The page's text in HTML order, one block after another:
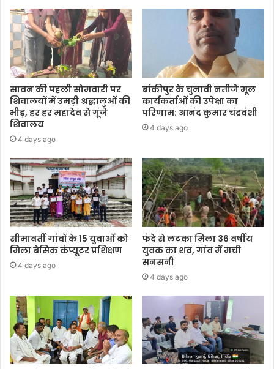
सावन की पहली सोमवारी पर
शिवालयों में उमड़ी श्रद्धालुओं की
भीड़, हर हर महादेव से गूंजे
शिवालय
4 days ago
बांकीपुर के चुनावी नतीजे मूल
कार्यकर्ताओं की उपेक्षा का
परिणाम: आनंद कुमार चंद्रवंशी
4 days ago
सीमावर्ती गांवों के 15 युवाओं को
मिला बेसिक कंप्यूटर प्रशिक्षण
4 days ago
फंदे से लटका मिला 36 वर्षीय
युवक का शव, गांव में मची
सनसनी
4 days ago